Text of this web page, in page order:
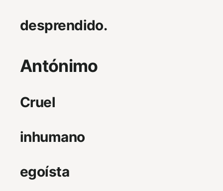
desprendido.
Antónimo
Cruel
inhumano
egoísta